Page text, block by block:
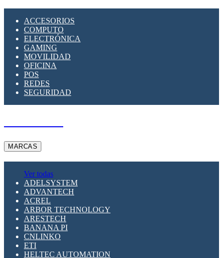
SUPRESOR DE TRANSIENTES SPDS PARA
APLICACIONES FOTOVOLTAICAS
ACCESORIOS
COMPUTO
ELECTRÓNICA
GAMING
MOVILIDAD
OFICINA
POS
REDES
SEGURIDAD
MARCAS
Ver todas
ADELSYSTEM
ADVANTECH
ACREL
ARBOR TECHNOLOGY
ARESTECH
BANANA PI
CNLINKO
ETI
HELTEC AUTOMATION